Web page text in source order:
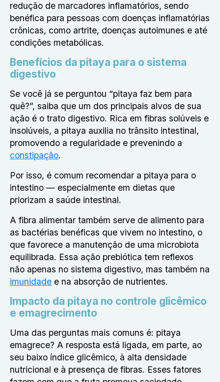
redução de marcadores inflamatórios, sendo
benéfica para pessoas com doenças inflamatórias
crônicas, como artrite, doenças autoimunes e até
condições metabólicas.
Benefícios da pitaya para o sistema
digestivo
Se você já se perguntou “pitaya faz bem para
quê?”, saiba que um dos principais alvos de sua
ação é o trato digestivo. Rica em fibras solúveis e
insolúveis, a pitaya auxilia no trânsito intestinal,
promovendo a regularidade e prevenindo a
constipação.
Por isso, é comum recomendar a pitaya para o
intestino — especialmente em dietas que
priorizam a saúde intestinal.
A fibra alimentar também serve de alimento para
as bactérias benéficas que vivem no intestino, o
que favorece a manutenção de uma microbiota
equilibrada. Essa ação prebiótica tem reflexos
não apenas no sistema digestivo, mas também na
imunidade e na absorção de nutrientes.
Impacto da pitaya no controle glicêmico
e emagrecimento
Uma das perguntas mais comuns é: pitaya
emagrece? A resposta está ligada, em parte, ao
seu baixo índice glicêmico, à alta densidade
nutricional e à presença de fibras. Esses fatores